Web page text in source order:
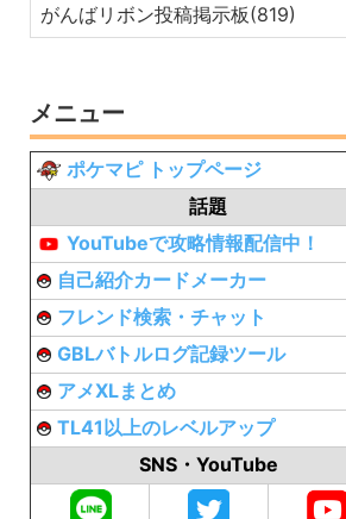
がんばリボン投稿掲示板(819)
メニュー
ポケマピ トップページ
話題
YouTubeで攻略情報配信中！
自己紹介カードメーカー
フレンド検索・チャット
GBLバトルログ記録ツール
アメXLまとめ
TL41以上のレベルアップ
SNS・YouTube